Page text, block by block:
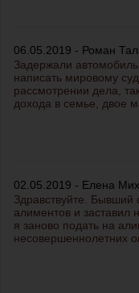
06.05.2019 - Роман
Задержали
написать мировому
рассмотрении дела,
дохода в семье, двое
02.05.2019 - Елена
Здравствуйте. Бывший
алиментов и заставил
я заново подать на
несовершеннолетних